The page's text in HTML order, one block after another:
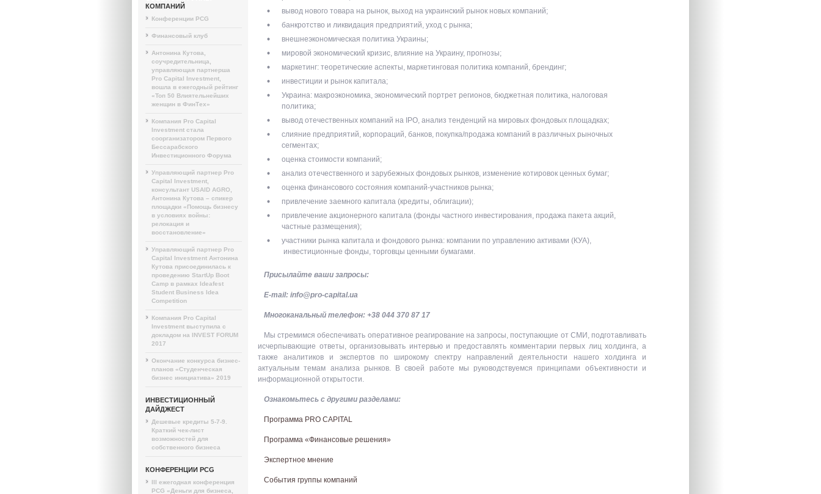
КОМПАНИЙ
Конференции PCG
Финансовый клуб
Антонина Кутова,
соучредительница,
управляющая партнерша
Pro Capital Investment,
вошла в ежегодный рейтинг
«Топ 50 Влиятельнейших
женщин в ФинТех»
Компания Pro Capital
Investment стала
соорганизатором Первого
Бессарабского
Инвестиционного Форума
Управляющий партнер Pro
Capital Investment,
консультант USAID AGRO,
Антонина Кутова – спикер
площадки «Помощь бизнесу
в условиях войны:
релокация и
восстановление»
Управляющий партнер Pro
Capital Investment Антонина
Кутова присоединилась к
проведению StartUp Boot
Camp в рамках Ideafest
Student Business Idea
Competition
Компания Pro Capital
Investment выступила с
докладом на INVEST FORUM
2017
Окончание конкурса бизнес-
планов «Студенческая
бизнес инициатива» 2019
ИНВЕСТИЦИОННЫЙ
ДАЙДЖЕСТ
Дешевые кредиты 5-7-9.
Краткий чек-лист
возможностей для
собственного бизнеса
КОНФЕРЕНЦИИ PCG
III ежегодная конференция
PCG «Деньги для бизнеса,
вывод нового товара на рынок, выход на украинский рынок новых компаний;
банкротство и ликвидация предприятий, уход с рынка;
внешнеэкономическая политика Украины;
мировой экономический кризис, влияние на Украину, прогнозы;
маркетинг: теоретические аспекты, маркетинговая политика компаний, брендинг;
инвестиции и рынок капитала;
Украина: макроэкономика, экономический портрет регионов, бюджетная политика, налоговая
политика;
вывод отечественных компаний на IPO, анализ тенденций на мировых фондовых площадках;
слияние предприятий, корпораций, банков, покупка/продажа компаний в различных рыночных
сегментах;
оценка стоимости компаний;
анализ отечественного и зарубежных фондовых рынков, изменение котировок ценных бумаг;
оценка финансового состояния компаний-участников рынка;
привлечение заемного капитала (кредиты, облигации);
привлечение акционерного капитала (фонды частного инвестирования, продажа пакета акций,
частные размещения);
участники рынка капитала и фондового рынка: компании по управлению активами (КУА),
инвестиционные фонды, торговцы ценными бумагами.
Присылайте ваши запросы:
E-mail: info@pro-capital.ua
Многоканальный телефон: +38 044 370 87 17
Мы стремимся обеспечивать оперативное реагирование на запросы, поступающие от СМИ, подготавливать
исчерпывающие ответы, организовывать интервью и предоставлять комментарии первых лиц холдинга, а
также аналитиков и экспертов по широкому спектру направлений деятельности нашего холдинга и
актуальным темам анализа рынков. В своей работе мы руководствуемся принципами объективности и
информационной открытости.
Ознакомьтесь с другими разделами:
Программа PRO CAPITAL
Программа «Финансовые решения»
Экспертное мнение
События группы компаний